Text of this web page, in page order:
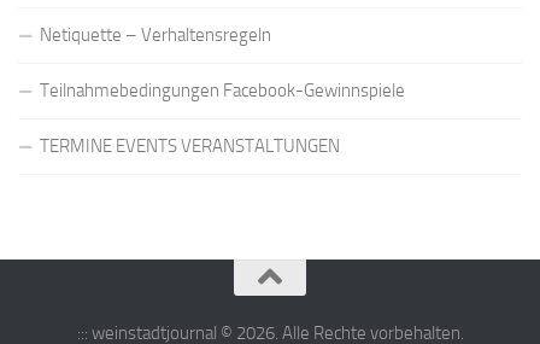
Netiquette – Verhaltensregeln
Teilnahmebedingungen Facebook-Gewinnspiele
TERMINE EVENTS VERANSTALTUNGEN
::: weinstadtjournal © 2026. Alle Rechte vorbehalten.